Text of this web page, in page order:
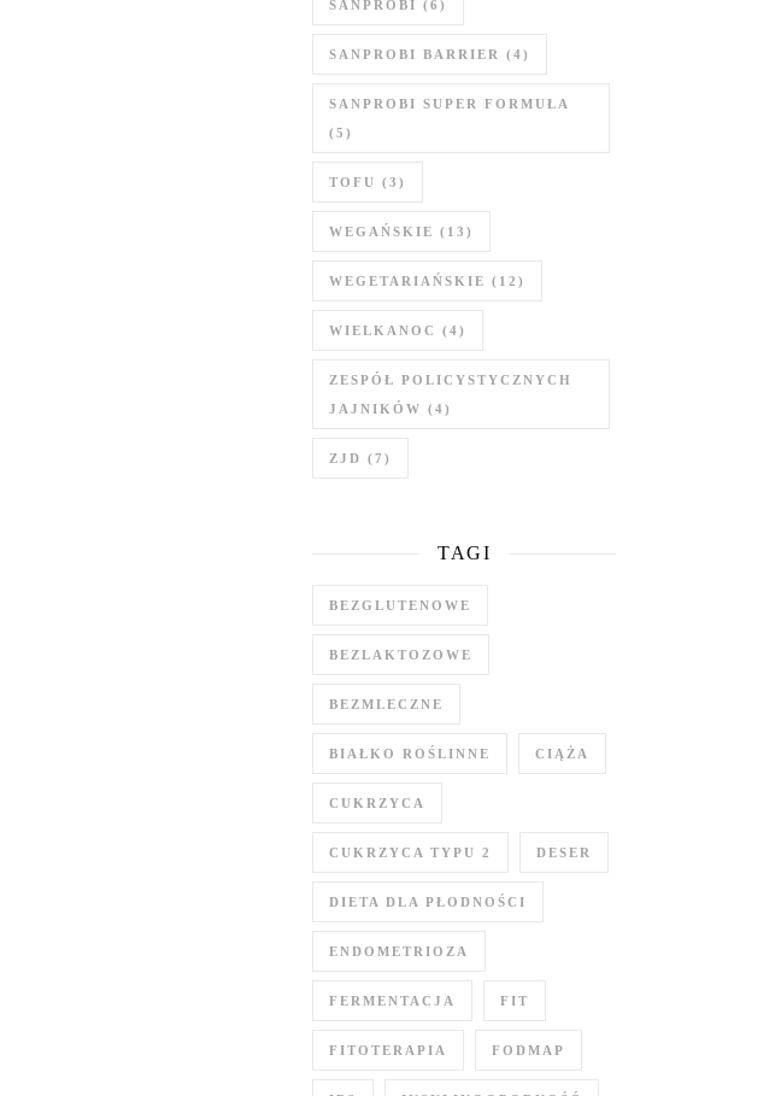
SANPROBI (6)
SANPROBI BARRIER (4)
SANPROBI SUPER FORMUŁA
(5)
TOFU (3)
WEGAŃSKIE (13)
WEGETARIAŃSKIE (12)
WIELKANOC (4)
ZESPÓŁ POLICYSTYCZNYCH
JAJNIKÓW (4)
ZJD (7)
TAGI
BEZGLUTENOWE
BEZLAKTOZOWE
BEZMLECZNE
BIAŁKO ROŚLINNE CIĄŻA
CUKRZYCA
CUKRZYCA TYPU 2 DESER
DIETA DLA PŁODNOŚCI
ENDOMETRIOZA
FERMENTACJA FIT
FITOTERAPIA FODMAP